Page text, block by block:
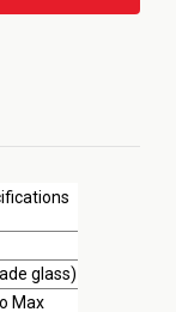
glass)
Max